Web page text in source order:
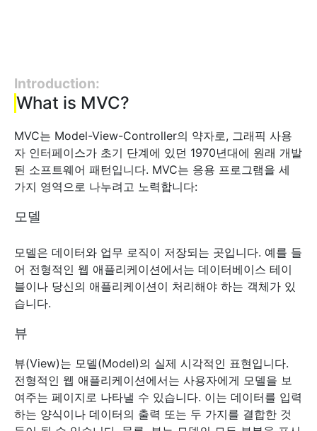
Introduction:
What is MVC?
MVC는 Model-View-Controller의 약자로, 그래픽 사용
자 인터페이스가 초기 단계에 있던 1970년대에 원래 개발
된 소프트웨어 패턴입니다. MVC는 응용 프로그램을 세
가지 영역으로 나누려고 노력합니다:
모델
모델은 데이터와 업무 로직이 저장되는 곳입니다. 예를 들
어 전형적인 웹 애플리케이션에서는 데이터베이스 테이
블이나 당신의 애플리케이션이 처리해야 하는 객체가 있
습니다.
뷰
뷰(View)는 모델(Model)의 실제 시각적인 표현입니다.
전형적인 웹 애플리케이션에서는 사용자에게 모델을 보
여주는 페이지로 나타낼 수 있습니다. 이는 데이터를 입력
하는 양식이나 데이터의 출력 또는 두 가지를 결합한 것